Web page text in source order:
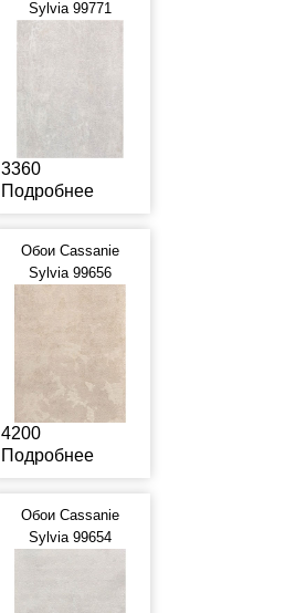
Sylvia 99771
3360
Подробнее
Обои Cassanie
Sylvia 99656
4200
Подробнее
Обои Cassanie
Sylvia 99654